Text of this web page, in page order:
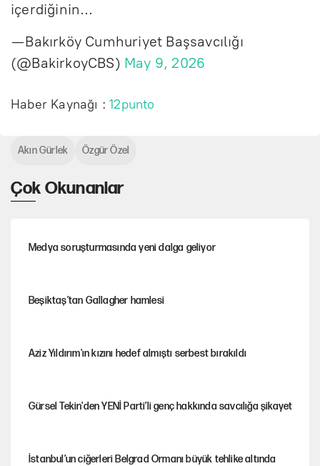
içerdiğinin…
— Bakırköy Cumhuriyet Başsavcılığı
(@BakirkoyCBS) May 9, 2026
Haber Kaynağı :12punto
Çok Okunanlar
Medya soruşturmasında yeni dalga geliyor
Beşiktaş’tan Gallagher hamlesi
Aziz Yıldırım'ın kızını hedef almıştı serbest bırakıldı
Gürsel Tekin'den YENİ Parti’li genç hakkında savcılığa şikayet
İstanbul’un ciğerleri Belgrad Ormanı büyük tehlike altında
Akın Gürlek Özgür Özel